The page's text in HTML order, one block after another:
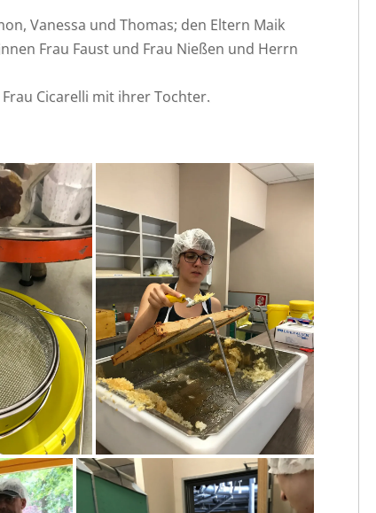
Vanes­sa und Tho­mas; den Eltern Maik
Frau Faust und Frau Nie­ßen und Herrn
Cica­rel­li mit ihrer Tochter.